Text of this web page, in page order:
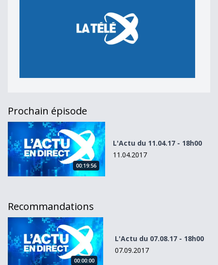
Prochain épisode
L&#039;Actu du 11.04.17 - 18h00
00:19:56
L'Actu du 11.04.17 - 18h00
11.04.2017
Recommandations
L&#039;Actu du 07.08.17 - 18h00
00:00:00
L'Actu du 07.08.17 - 18h00
07.09.2017